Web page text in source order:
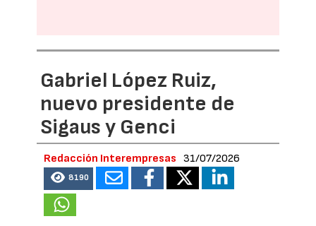
Gabriel López Ruiz,
nuevo presidente de
Sigaus y Genci
Redacción Interempresas 31/07/2026
8190